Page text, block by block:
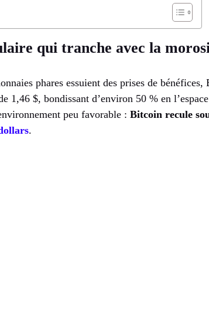
qui tranche avec la
phares essuient des prises de
1,46 $, bondissant d’environ 50 % en
peu favorable : Bitcoin recule
.